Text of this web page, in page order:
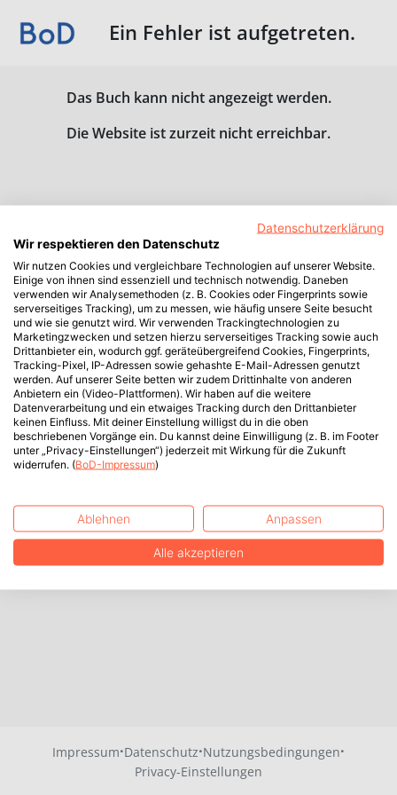
Ein Fehler ist aufgetreten.
Das Buch kann nicht angezeigt werden.
Die Website ist zurzeit nicht erreichbar.
Impressum·Datenschutz·Nutzungsbedingungen·
Privacy-Einstellungen
Datenschutzerklärung
Wir respektieren den Datenschutz
Wir nutzen Cookies und vergleichbare Technologien auf unserer Website.
Einige von ihnen sind essenziell und technisch notwendig. Daneben
verwenden wir Analysemethoden (z. B. Cookies oder Fingerprints sowie
serverseitiges Tracking), um zu messen, wie häufig unsere Seite besucht
und wie sie genutzt wird. Wir verwenden Trackingtechnologien zu
Marketingzwecken und setzen hierzu serverseitiges Tracking sowie auch
Drittanbieter ein, wodurch ggf. geräteübergreifend Cookies, Fingerprints,
Tracking-Pixel, IP-Adressen sowie gehashte E-Mail-Adressen genutzt
werden. Auf unserer Seite betten wir zudem Drittinhalte von anderen
Anbietern ein (Video-Plattformen). Wir haben auf die weitere
Datenverarbeitung und ein etwaiges Tracking durch den Drittanbieter
keinen Einfluss. Mit deiner Einstellung willigst du in die oben
beschriebenen Vorgänge ein. Du kannst deine Einwilligung (z. B. im Footer
unter „Privacy-Einstellungen“) jederzeit mit Wirkung für die Zukunft
widerrufen. (BoD-Impressum)
Ablehnen Anpassen
Alle akzeptieren